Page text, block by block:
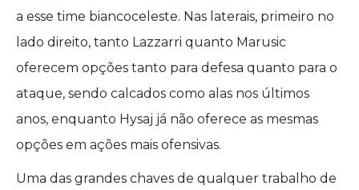
a esse time biancoceleste. Nas laterais, primeiro no
lado direito, tanto Lazzarri quanto Marusic
oferecem opções tanto para defesa quanto para o
ataque, sendo calcados como alas nos últimos
anos, enquanto Hysaj já não oferece as mesmas
opções em ações mais ofensivas.
Uma das grandes chaves de qualquer trabalho de